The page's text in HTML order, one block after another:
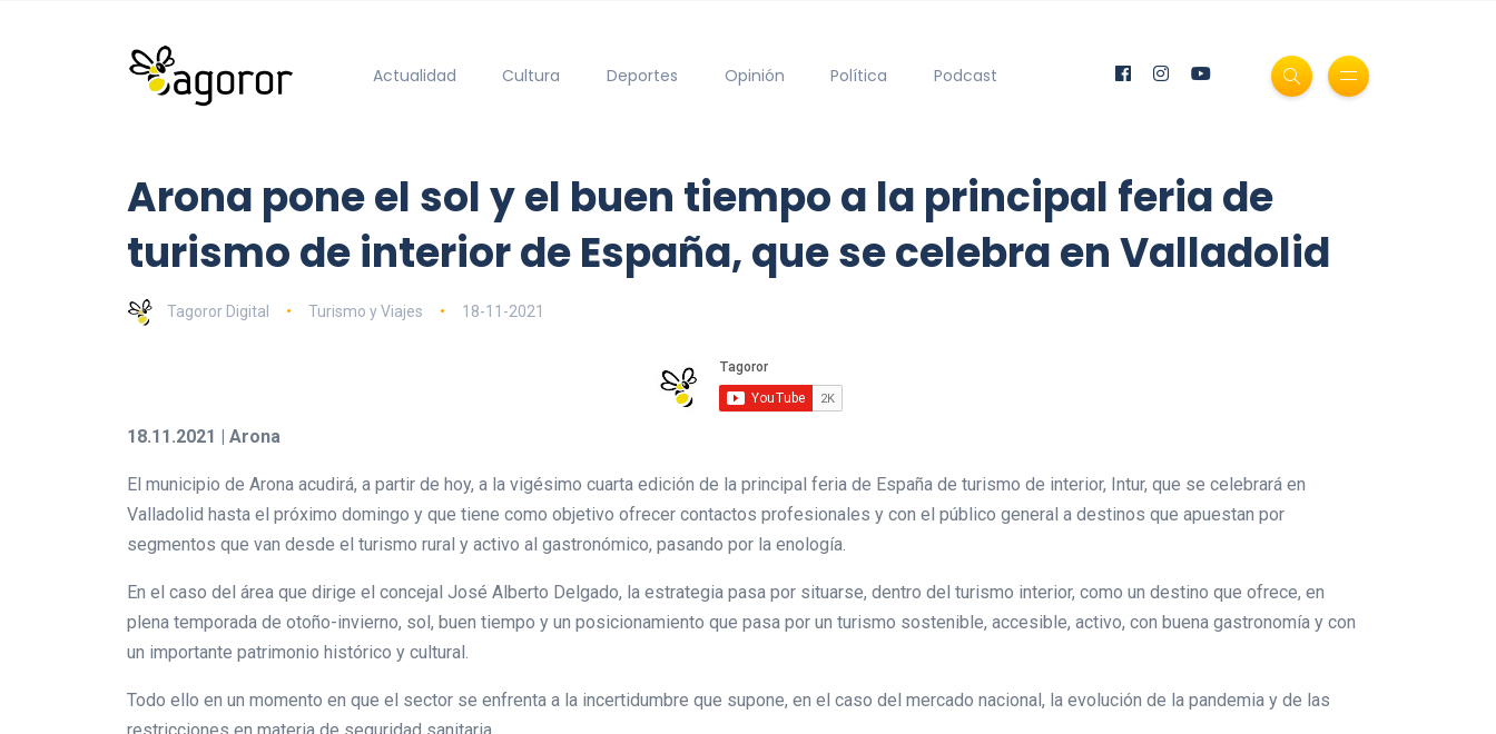
Actualidad Cultura Deportes Opinión Política Podcast
Arona pone el sol y el buen tiempo a la principal feria de
turismo de interior de España, que se celebra en Valladolid
Tagoror Digital Turismo y Viajes 18-11-2021
18.11.2021 | Arona
El municipio de Arona acudirá, a partir de hoy, a la vigésimo cuarta edición de la principal feria de España de turismo de interior, Intur, que se celebrará en
Valladolid hasta el próximo domingo y que tiene como objetivo ofrecer contactos profesionales y con el público general a destinos que apuestan por
segmentos que van desde el turismo rural y activo al gastronómico, pasando por la enología.
En el caso del área que dirige el concejal José Alberto Delgado, la estrategia pasa por situarse, dentro del turismo interior, como un destino que ofrece, en
plena temporada de otoño-invierno, sol, buen tiempo y un posicionamiento que pasa por un turismo sostenible, accesible, activo, con buena gastronomía y con
un importante patrimonio histórico y cultural.
Todo ello en un momento en que el sector se enfrenta a la incertidumbre que supone, en el caso del mercado nacional, la evolución de la pandemia y de las